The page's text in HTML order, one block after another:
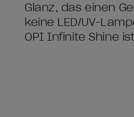
Glanz, das einen
keine LED/UV-
OPI Infinite Shine